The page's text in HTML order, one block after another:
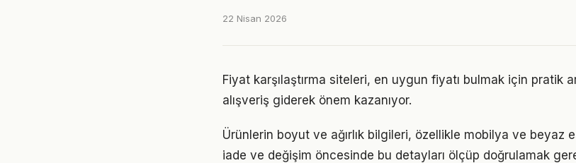
22 Nisan 2026
Fiyat karşılaştırma siteleri, en uygun fiyatı bulmak için pratik
alışveriş giderek önem kazanıyor.
Ürünlerin boyut ve ağırlık bilgileri, özellikle mobilya ve beyaz
iade ve değişim öncesinde bu detayları ölçüp doğrulamak